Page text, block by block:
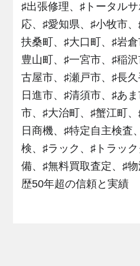
♯出張修理、♯トータル
応、♯愛知県、♯小牧市
扶桑町、♯大口町、♯岩
豊山町、♯一宮市、♯稲
古屋市、♯瀬戸市、♯長
日進市、♯清須市、♯あ
市、♯大治町、♯蟹江町
日商機、♯特定自主検査
検、♯ラック、♯トラッ
備、♯無料買取査定、♯
歴50年超の信頼と実績